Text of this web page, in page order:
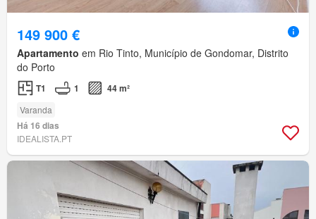
149 900 €
Apartamento em Rio Tinto, Município de Gondomar, Distrito
do Porto
T1 1 44 m²
Varanda
Há 16 dias
IDEALISTA.PT